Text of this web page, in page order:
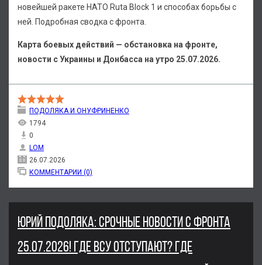
новейшей ракете НАТО Ruta Block 1 и способах борьбы с
ней. Подробная сводка с фронта.
Карта боевых действий — обстановка на фронте,
новости с Украины и Донбасса на утро 25.07.2026.
ПОДОЛЯКА И ОНУФРИНЕНКО
1794
0
LOM
26.07.2026
КОММЕНТАРИИ (0)
ЮРИЙ ПОДОЛЯКА: СРОЧНЫЕ НОВОСТИ С ФРОНТА
25.07.2026! ГДЕ ВСУ ОТСТУПАЮТ? ГДЕ